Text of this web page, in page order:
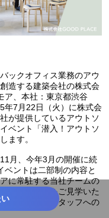
ックオフィス業務のアウ
造する建築会社の株式会
ア、本社：東京都渋谷
年7月22日（火）に株式会
が提供しているアウトソ
ベント「潜入！アウトソ
ます。
月、今年3月の開催に続
ベントは二部制の内容と
に常駐する当社チームの
アルな現場をご見学いた
当しているスタッフへの